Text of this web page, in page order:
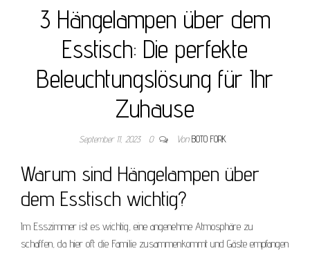
3 Hängelampen über dem
Esstisch: Die perfekte
Beleuchtungslösung für Ihr
Zuhause
September 11, 2023 0 Von BOTO FORK
Warum sind Hängelampen über
dem Esstisch wichtig?
Im Esszimmer ist es wichtig, eine angenehme Atmosphäre zu
schaffen, da hier oft die Familie zusammenkommt und Gäste empfangen